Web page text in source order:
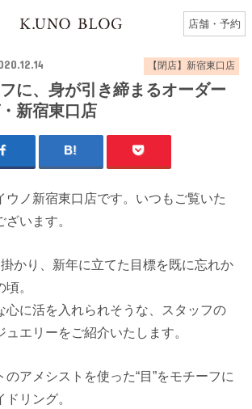
店舗・予約
締まるオーダーメイドリング・新宿東口店
【閉店】新宿東口店
に、身が引き締まるオーダー
新宿東口店
ウノ新宿東口店です。いつもご覧いた
います。
かり、新年に立てた目標を既に忘れか
。
心に活を入れられそうな、スタッフの
エリーをご紹介いたします。
アメシストを使った“目”をモチーフに
リング。